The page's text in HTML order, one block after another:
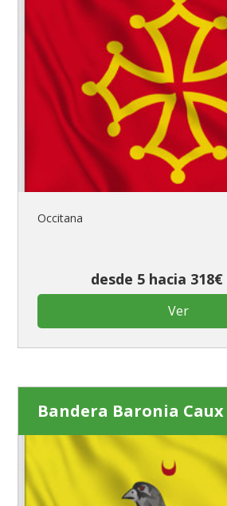
Occitana
desde 5 hacia 318€
Ver
Bandera Baronia Caux